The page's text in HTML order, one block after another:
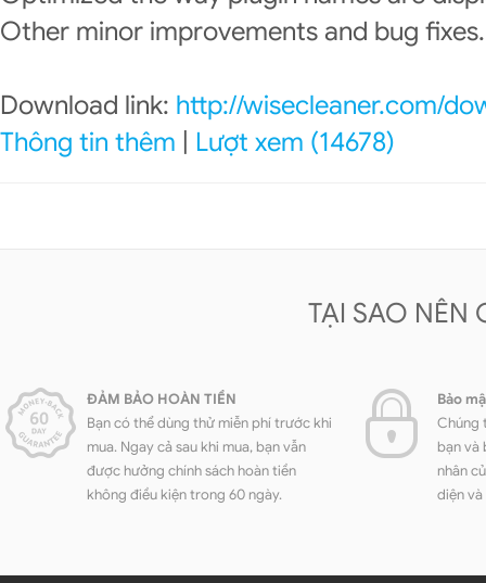
Other minor improvements and bug fixes.
Download link: http://wisecleaner.com/
Thông tin thêm
Lượt xem (14678)
TẠI SAO NÊN
ĐẢM BẢO HOÀN TIỀN
Bạn có thể dùng thử miễn phí trước khi
mua. Ngay cả sau khi mua, bạn vẫn
được hưởng chính sách hoàn tiền
không điều kiện trong 60 ngày.
Bảo
Chúng
bạn và
nhân
diện